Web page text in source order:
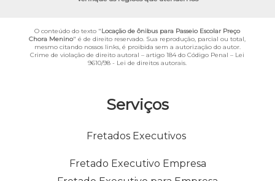
Serviços
Fretados Executivos
Fretado Executivo Empresa
O conteúdo do texto "Locação de ônibus para Passeio Escolar Preço
Chora Menino" é de direito reservado. Sua reprodução, parcial ou total,
mesmo citando nossos links, é proibida sem a autorização do autor.
Crime de violação de direito autoral – artigo 184 do Código Penal – Lei
9610/98 - Lei de direitos autorais.